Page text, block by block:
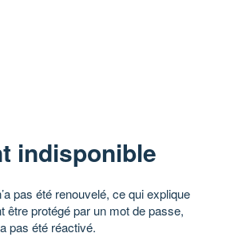
indisponible
pas été renouvelé, ce qui explique
être protégé par un mot de passe,
pas été réactivé.